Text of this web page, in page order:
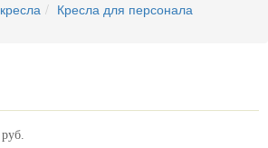
Кресла для персонала
руб.